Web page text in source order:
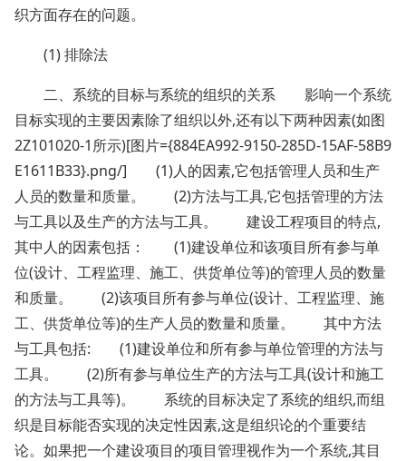
织方面存在的问题。
(1) 排除法
二、系统的目标与系统的组织的关系 影响一个系统
目标实现的主要因素除了组织以外,还有以下两种因素(如图
2Z101020-1所示)[图片={884EA992-9150-285D-15AF-58B9
E1611B33}.png/] (1)人的因素,它包括管理人员和生产
人员的数量和质量。 (2)方法与工具,它包括管理的方法
与工具以及生产的方法与工具。 建设工程项目的特点,
其中人的因素包括： (1)建设单位和该项目所有参与单
位(设计、工程监理、施工、供货单位等)的管理人员的数量
和质量。 (2)该项目所有参与单位(设计、工程监理、施
工、供货单位等)的生产人员的数量和质量。 其中方法
与工具包括: (1)建设单位和所有参与单位管理的方法与
工具。 (2)所有参与单位生产的方法与工具(设计和施工
的方法与工具等)。 系统的目标决定了系统的组织,而组
织是目标能否实现的决定性因素,这是组织论的个重要结
论。如果把一个建设项目的项目管理视作为一个系统,其目